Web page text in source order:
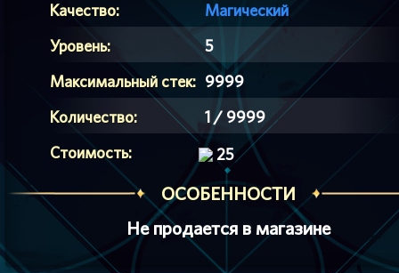
Качество:
Магический
Уровень:
5
Максимальный стек: 9999
Количество:
1 / 9999
Стоимость:
25
ОСОБЕННОСТИ
Не продается в магазине